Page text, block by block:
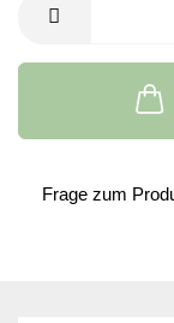
Frage zum